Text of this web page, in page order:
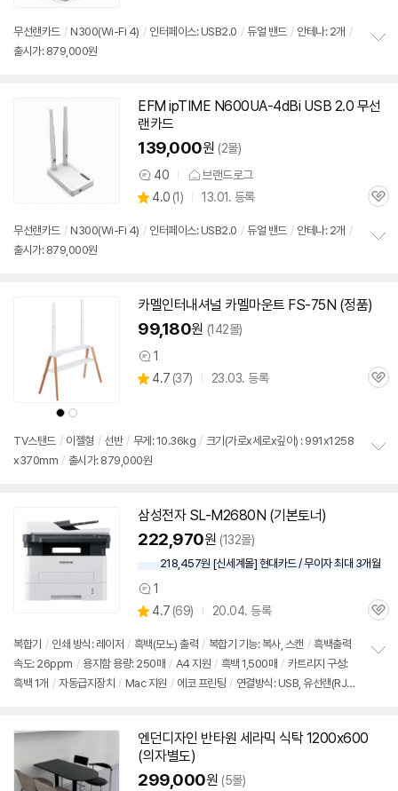
뷰
무선랜카드 / N300(Wi-Fi 4) / 인터페이스: USB2.0 / 듀얼 밴드 / 안테나: 2개 /
출시가: 879,000원
치
EFM ipTIME N600UA-4dBi USB 2.0 무선
랜카드
139,000원 (2몰)
상
품
견
40 브랜드로그
별
점
4.0 (상
리
1) 13.01. 등록
관
무선랜카드 / N300(Wi-Fi 4) / 인터페이스: USB2.0 / 듀얼 밴드 / 안테나: 2개 /
출시가: 879,000원
상
품
상
상
품
색
상
카멜인터내셔널 카멜마운트 FS-75N (정품)
99,180원 (142몰)
상
품
1
별
4.7 (상
뷰
37) 23.03. 등록
관
TV스탠드 / 이젤형 / 선반 / 무게: 10.36kg / 크기(가로x세로x깊이) : 991x1258
x370mm / 출시가: 879,000원
삼성전자 SL-M2680N (기본토너)
222,970원 (132몰)
218,457원 [신세계몰] 현대카드 / 무이자 최대 3개월
상
품
견
1
별
점
4.7 (상
리
뷰
69) 20.04. 등록
관
복합기 / 인쇄 방식: 레이저 / 흑백(모노) 출력 / 복합기 기능: 복사, 스캔 / 흑백출력
속도: 26ppm / 용지함 용량: 250매 / A4 지원 / 흑백 1,500매 / 카트리지 구성:
흑백 1개 / 자동급지장치 / Mac 지원 / 에코 프린팅 / 연결방식: USB, 유선랜(RJ-
엔던디자인 반타원 세라믹 식탁 1200x600
(의자별도)
299,000원 (5몰)